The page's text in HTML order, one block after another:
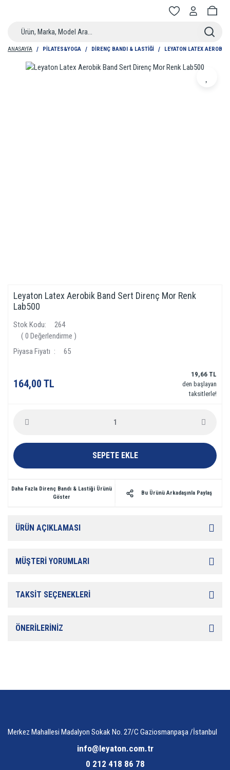
ANASAYFA PILATES&YOGA DIRENÇ BANDI & LASTIĞI LEYATON LATEX
Leyaton Latex Aerobik Band Sert Direnç Mor Renk
Lab500
Stok Kodu
264
( 0 Değerlendirme )
Piyasa Fiyatı
65
164,00 TL
19,66 TL
den başlayan
taksitlerle!
SEPETE EKLE
Daha Fazla Direnç Bandı & Lastiği Ürünü
Göster
Bu Ürünü Arkadaşınla Paylaş
ÜRÜN AÇIKLAMASI
MÜŞTERİ YORUMLARI
TAKSİT SEÇENEKLERİ
ÖNERİLERİNİZ
Merkez Mahallesi Madalyon Sokak No. 27/C Gaziosmanpaşa /İstanbul
info@leyaton.com.tr
0 212 418 86 78